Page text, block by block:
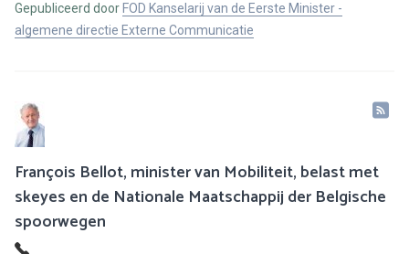
Gepubliceerd door FOD Kanselarij van de Eerste Minister -
algemene directie Externe Communicatie
François Bellot, minister van Mobiliteit, belast met
skeyes en de Nationale Maatschappij der Belgische
spoorwegen